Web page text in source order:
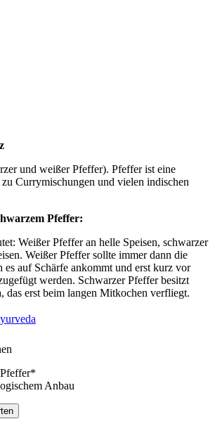
und weißer Pfeffer). Pfeffer ist eine
Currymischungen und vielen indischen
Pfeffer:
Weißer Pfeffer an helle Speisen, schwarzer
Weißer Pfeffer sollte immer dann die
es auf Schärfe ankommt und erst kurz vor
werden. Schwarzer Pfeffer besitzt
das erst beim langen Mitkochen verfliegt.
Anbau